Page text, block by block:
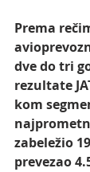
Prema
dve do tri
rezultate
kom
zabeležio
prevezao